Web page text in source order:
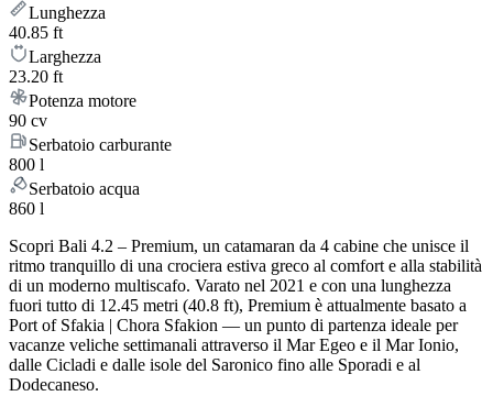
Lunghezza
40.85 ft
Larghezza
23.20 ft
Potenza motore
90 cv
Serbatoio carburante
800 l
Serbatoio acqua
860 l
Scopri Bali 4.2 – Premium, un catamaran da 4 cabine che unisce il
ritmo tranquillo di una crociera estiva greco al comfort e alla stabilità
di un moderno multiscafo. Varato nel 2021 e con una lunghezza
fuori tutto di 12.45 metri (40.8 ft), Premium è attualmente basato a
Port of Sfakia | Chora Sfakion — un punto di partenza ideale per
vacanze veliche settimanali attraverso il Mar Egeo e il Mar Ionio,
dalle Cicladi e dalle isole del Saronico fino alle Sporadi e al
Dodecaneso.